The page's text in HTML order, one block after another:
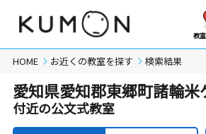
教
HOME お近くの教室を探す 検索結果
愛知県愛知郡東郷町諸輪米
付近の公文式教室